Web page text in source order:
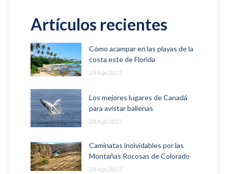
Artículos recientes
Cómo acampar en las playas de la
costa este de Florida
28 Ago 2023
Los mejores lugares de Canadá
para avistar ballenas
28 Ago 2023
Caminatas inolvidables por las
Montañas Rocosas de Colorado
28 Ago 2023